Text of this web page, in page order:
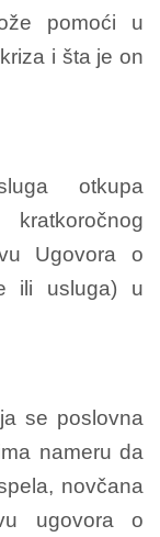
pomoći u
i šta je on
otkupa
Ugovora o
ili usluga) u
se poslovna
nameru da
novčana
ugovora o